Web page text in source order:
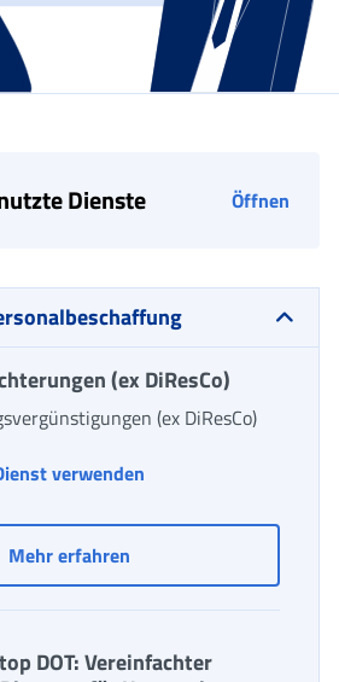
(ex DiResCo)
(ex DiResCo)
verwenden
Mehr erfahrenPortal für
DOT: Vereinfachter
Dienste Öffnen